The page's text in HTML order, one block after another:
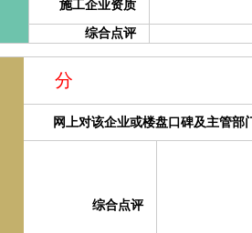
施工企业资质
综合点评
分
网上对该企业或楼盘口碑及主管部
综合点评